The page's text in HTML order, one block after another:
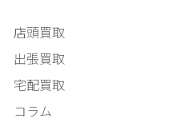
店頭買取
出張買取
宅配買取
コラム